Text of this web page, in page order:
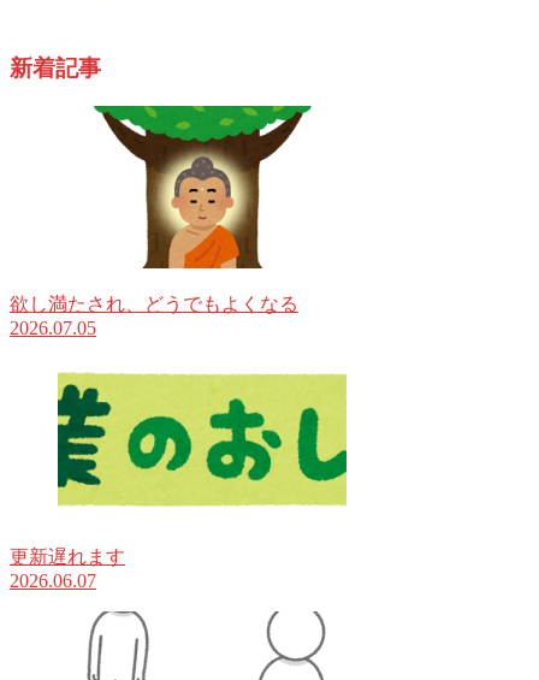
新着記事
欲し満たされ、どうでもよくなる
2026.07.05
更新遅れます
2026.06.07